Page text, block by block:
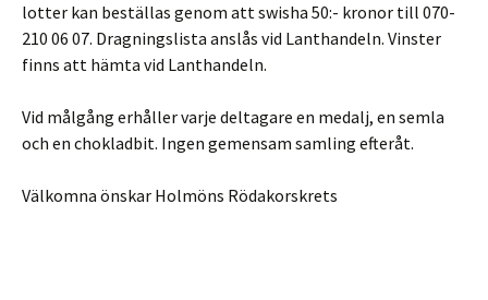
lotter kan beställas genom att swisha 50:- kronor till 070-
210 06 07. Dragningslista anslås vid Lanthandeln. Vinster
finns att hämta vid Lanthandeln.
Vid målgång erhåller varje deltagare en medalj, en semla
och en chokladbit. Ingen gemensam samling efteråt.
Välkomna önskar Holmöns Rödakorskrets